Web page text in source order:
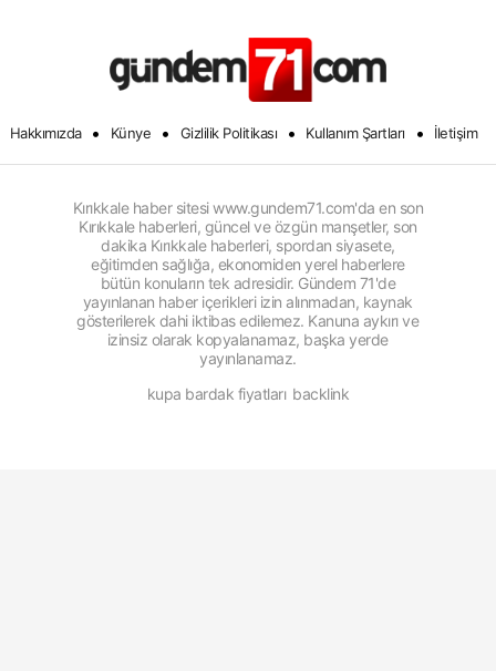
Hakkımızda • Künye • Gizlilik Politikası • Kullanım Şartları • İletişim
Kırıkkale haber sitesi www.gundem71.com'da en son
Kırıkkale haberleri, güncel ve özgün manşetler, son
dakika Kırıkkale haberleri, spordan siyasete,
eğitimden sağlığa, ekonomiden yerel haberlere
bütün konuların tek adresidir. Gündem 71'de
yayınlanan haber içerikleri izin alınmadan, kaynak
gösterilerek dahi iktibas edilemez. Kanuna aykırı ve
izinsiz olarak kopyalanamaz, başka yerde
yayınlanamaz.
kupa bardak fiyatları backlink